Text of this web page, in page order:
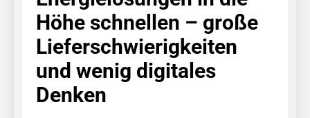
Höhe schnellen – große
Lieferschwierigkeiten
und wenig digitales
Denken